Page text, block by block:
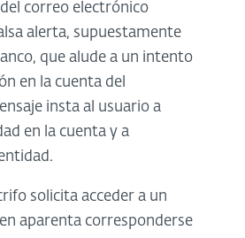
correo electrónico
alerta, supuestamente
que alude a un intento
en la cuenta del
insta al usuario a
en la cuenta y a
solicita acceder a un
aparenta corresponderse